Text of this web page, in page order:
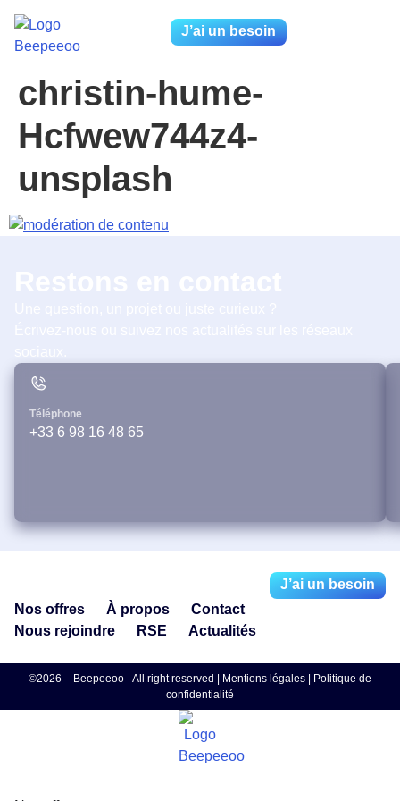
J’ai un besoin
christin-hume-
Hcfwew744z4-
unsplash
Téléphone
+33 6 98 16 48 65
Nos offres À propos
Contact
Nous rejoindre
RSE Actualités
J’ai un besoin
©2026 – Beepeeoo - All right reserved | Mentions légales
Politique de
confidentialité